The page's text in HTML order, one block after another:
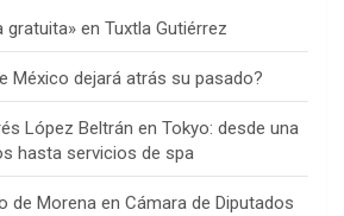
en Tuxtla Gutiérrez
México dejará atrás su pasado?
López Beltrán en Tokyo: desde una
hasta servicios de spa
de Morena en Cámara de Diputados